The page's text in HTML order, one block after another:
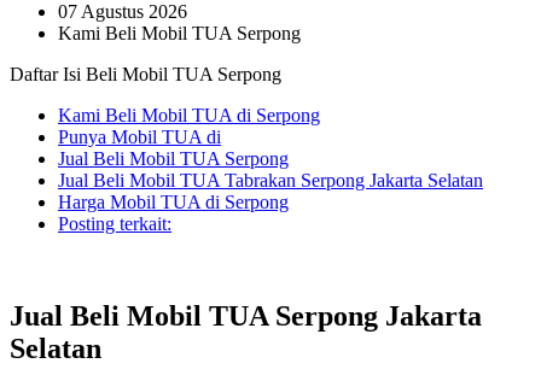
07 Agustus 2026
Kami Beli Mobil TUA Serpong
Daftar Isi Beli Mobil TUA Serpong
Kami Beli Mobil TUA di Serpong
Punya Mobil TUA di
Jual Beli Mobil TUA Serpong
Jual Beli Mobil TUA Tabrakan Serpong Jakarta Selatan
Harga Mobil TUA di Serpong
Posting terkait:
Jual Beli Mobil TUA Serpong Jakarta
Selatan